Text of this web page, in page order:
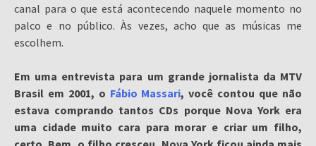
canal para o que está acontecendo naquele momento no
palco e no público. Às vezes, acho que as músicas me
escolhem.
Em uma entrevista para um grande jornalista da MTV
Brasil em 2001, o Fábio Massari, você contou que não
estava comprando tantos CDs porque Nova York era
uma cidade muito cara para morar e criar um filho,